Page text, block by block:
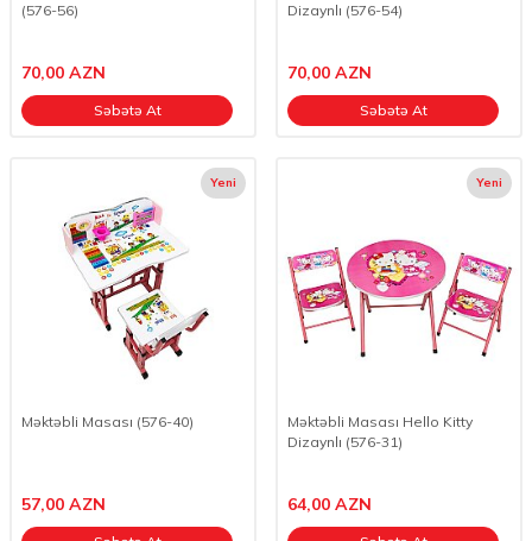
(576-56)
70,00 AZN
Səbətə At
Dizaynlı (576-54)
70,00 AZN
Səbətə At
Yeni
Məktəbli Masası (576-40)
57,00 AZN
Yeni
Məktəbli Masası Hello Kitty
Dizaynlı (576-31)
64,00 AZN